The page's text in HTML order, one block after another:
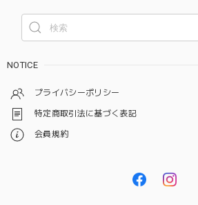
NOTICE
プライバシーポリシー
特定商取引法に基づく表記
会員規約